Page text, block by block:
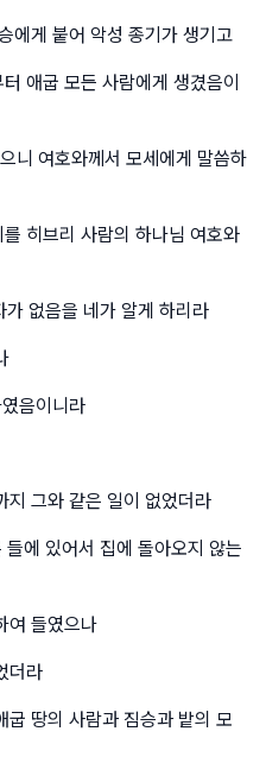
에게 붙어 악성 종기가 생기고
애굽 모든 사람에게 생겼음이
니 여호와께서 모세에게 말씀하
히브리 사람의 하나님 여호와
없음을 네가 알게 하리라
음이니라
지 그와 같은 일이 없었더라
에 있어서 집에 돌아오지 않는
여 들였으나
더라
땅의 사람과 짐승과 밭의 모